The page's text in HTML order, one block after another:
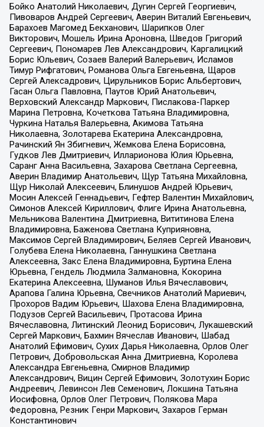
Бойко Анатолий Николаевич, Дугин Сергей Георгиевич,
Пивоваров Андрей Сергеевич, Аверин Виталий Евгеньевич,
Барахоев Магомед Бекханович, Шарипков Олег
Викторович, Мошель Ирина Ароновна, Шведов Григорий
Сергеевич, Пономарев Лев Александрович, Каргалицкий
Борис Юльевич, Созаев Валерий Валерьевич, Исламов
Тимур Рифгатович, Романова Ольга Евгеньевна, Щаров
Сергей Алексадрович, Цирульников Борис Альбертович,
Гасан Ольга Павловна, Паутов Юрий Анатольевич,
Верховский Александр Маркович, Пислакова-Паркер
Марина Петровна, Кочеткова Татьяна Владимировна,
Чуркина Наталья Валерьевна, Акимова Татьяна
Николаевна, Золотарева Екатерина Александровна,
Рачинский Ян Збигневич, Жемкова Елена Борисовна,
Гудков Лев Дмитриевич, Илларионова Юлия Юрьевна,
Саранг Анна Васильевна, Захарова Светлана Сергеевна,
Аверин Владимир Анатольевич, Щур Татьяна Михайловна,
Щур Николай Алексеевич, Блинушов Андрей Юрьевич,
Мосин Алексей Геннадьевич, Гефтер Валентин Михайлович,
Симонов Алексей Кириллович, Флиге Ирина Анатольевна,
Мельникова Валентина Дмитриевна, Вититинова Елена
Владимировна, Баженова Светлана Куприяновна,
Максимов Сергей Владимирович, Беляев Сергей Иванович,
Голубева Елена Николаевна, Ганнушкина Светлана
Алексеевна, Закс Елена Владимировна, Буртина Елена
Юрьевна, Гендель Людмила Залмановна, Кокорина
Екатерина Алексеевна, Шуманов Илья Вячеславович,
Арапова Галина Юрьевна, Свечников Анатолий Мариевич,
Прохоров Вадим Юрьевич, Шахова Елена Владимировна,
Подузов Сергей Васильевич, Протасова Ирина
Вячеславовна, Литинский Леонид Борисович, Лукашевский
Сергей Маркович, Бахмин Вячеслав Иванович, Шабад
Анатолий Ефимович, Сухих Дарья Николаевна, Орлов Олег
Петрович, Добровольская Анна Дмитриевна, Королева
Александра Евгеньевна, Смирнов Владимир
Александрович, Вицин Сергей Ефимович, Золотухин Борис
Андреевич, Левинсон Лев Семенович, Локшина Татьяна
Иосифовна, Орлов Олег Петрович, Полякова Мара
Федоровна, Резник Генри Маркович, Захаров Герман
Константинович